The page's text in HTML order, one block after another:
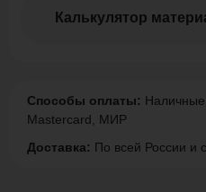
Калькулятор
Способы оплаты:
Mastercard, МИР
Доставка: По всей России и